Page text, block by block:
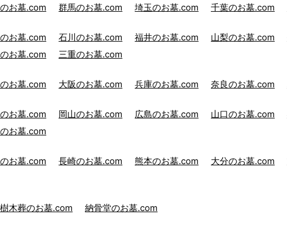
お墓.com 群馬のお墓.com 埼玉のお墓.com 千葉のお墓.com
お墓.com 石川のお墓.com 福井のお墓.com 山梨のお墓.com
お墓.com 三重のお墓.com
お墓.com 大阪のお墓.com 兵庫のお墓.com 奈良のお墓.com
お墓.com 岡山のお墓.com 広島のお墓.com 山口のお墓.com
お墓.com
お墓.com 長崎のお墓.com 熊本のお墓.com 大分のお墓.com
樹木葬のお墓.com 納骨堂のお墓.com